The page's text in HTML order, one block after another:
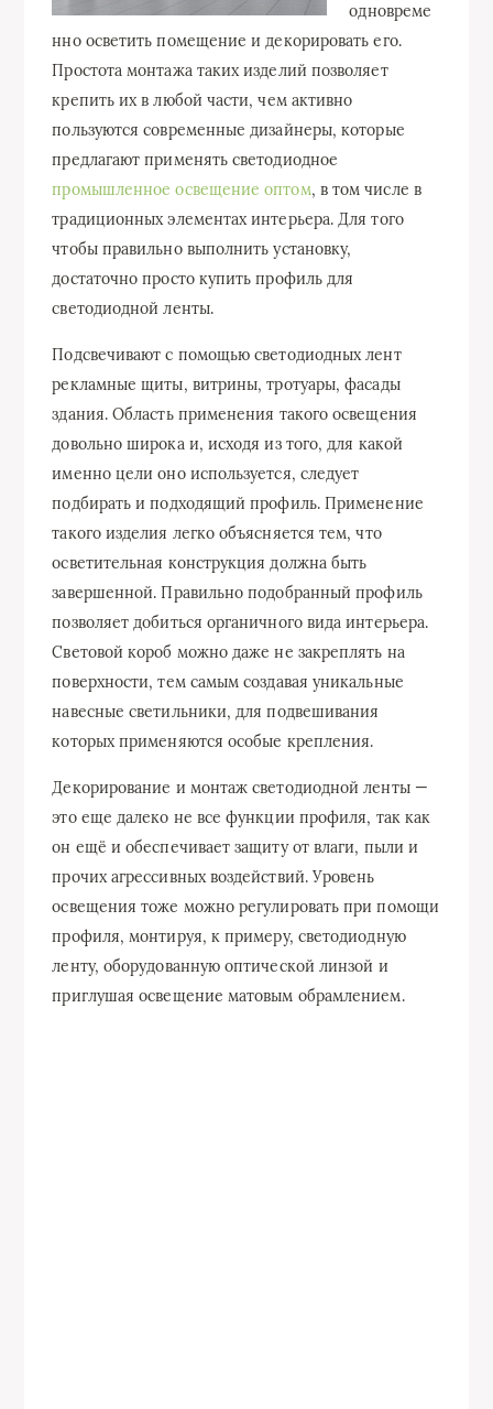
одновреме
нно осветить помещение и декорировать его.
Простота монтажа таких изделий позволяет
крепить их в любой части, чем активно
пользуются современные дизайнеры, которые
предлагают применять светодиодное
промышленное освещение оптом, в том числе в
традиционных элементах интерьера. Для того
чтобы правильно выполнить установку,
достаточно просто купить профиль для
светодиодной ленты.
Подсвечивают с помощью светодиодных лент
рекламные щиты, витрины, тротуары, фасады
здания. Область применения такого освещения
довольно широка и, исходя из того, для какой
именно цели оно используется, следует
подбирать и подходящий профиль. Применение
такого изделия легко объясняется тем, что
осветительная конструкция должна быть
завершенной. Правильно подобранный профиль
позволяет добиться органичного вида интерьера.
Световой короб можно даже не закреплять на
поверхности, тем самым создавая уникальные
навесные светильники, для подвешивания
которых применяются особые крепления.
Декорирование и монтаж светодиодной ленты —
это еще далеко не все функции профиля, так как
он ещё и обеспечивает защиту от влаги, пыли и
прочих агрессивных воздействий. Уровень
освещения тоже можно регулировать при помощи
профиля, монтируя, к примеру, светодиодную
ленту, оборудованную оптической линзой и
приглушая освещение матовым обрамлением.